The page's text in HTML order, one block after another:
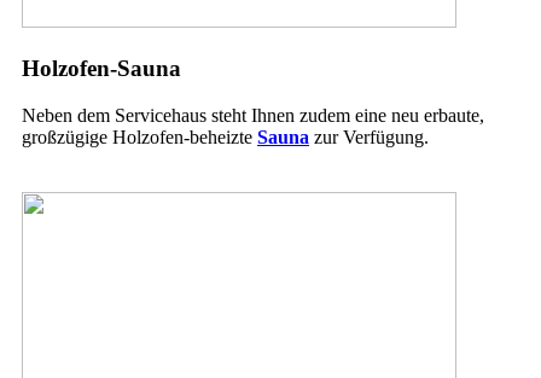
Holzofen-Sauna
Neben dem Servicehaus steht Ihnen zudem eine neu erbaute,
großzügige Holzofen-beheizte Sauna zur Verfügung.